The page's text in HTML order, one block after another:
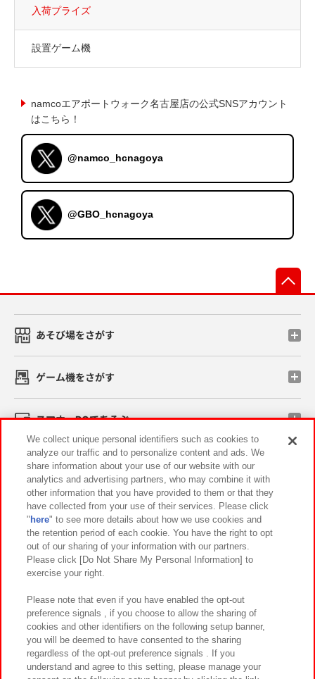
入荷プライズ
設置ゲーム機
namcoエアポートウォーク名古屋店の公式SNSアカウント
はこちら！
@namco_hcnagoya
@GBO_hcnagoya
あそび場をさがす
ゲーム機をさがす
スマホ・PCであそぶ
イベント・キャンペーン
関連会社 サステナビリティ サイトポリシー
プライバシーポリシー ウェブアクセシビリティ方針と検証結果
お取引先さまとともに
カスタマーハラスメント対応方針 よくあるご質問・お問い合わせ
We collect unique personal identifiers such as cookies to
analyze our traffic and to personalize content and ads. We
share information about your use of our website with our
analytics and advertising partners, who may combine it with
other information that you have provided to them or that they
have collected from your use of their services. Please click
" here" to see more details about how we use cookies and
the retention period of each cookie. You have the right to opt
out of our sharing of your information with our partners.
Please click [Do Not Share My Personal Information] to
exercise your right.
Please note that even if you have enabled the opt-out
preference signals , if you choose to allow the sharing of
cookies and other identifiers on the following setup banner,
you will be deemed to have consented to the sharing
regardless of the opt-out preference signals . If you
understand and agree to this setting, please manage your